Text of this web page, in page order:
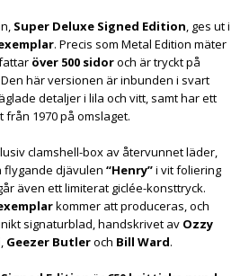
Super Deluxe Signed Edition, ges ut i
. Precis som Metal Edition mäter
över 500 sidoroch är tryckt på
här versionen är inbunden i svart
detaljer i lila och vitt, samt har ett
1970 på omslaget.
clamshell-box av återvunnet läder,
flygande djävulen “Henry”i vit foliering
även ett limiterat giclée-konsttryck.
kommer att produceras, och
signaturblad, handskrivet av Ozzy
, Geezer Butleroch Bill Ward.